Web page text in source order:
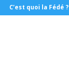
C’est quoi la Fédé ?